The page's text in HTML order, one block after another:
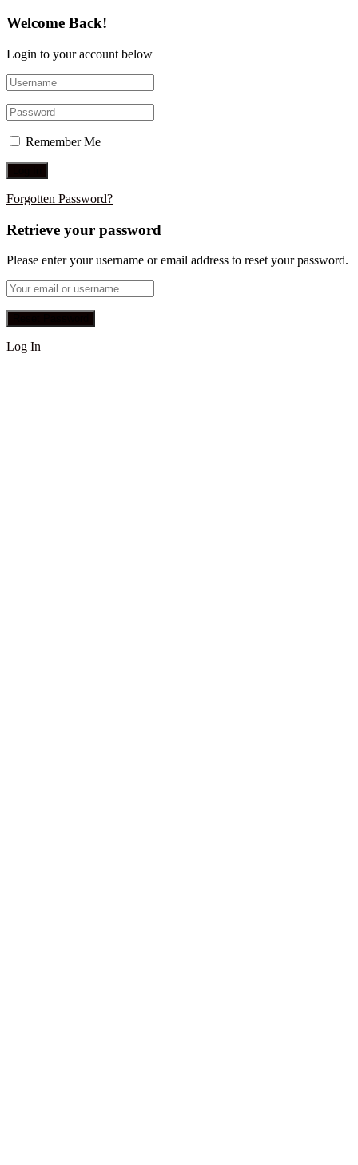
Welcome Back!
Login to your account below
Remember Me
Forgotten Password?
Retrieve your password
Please enter your username or email address to reset your password.
Log In